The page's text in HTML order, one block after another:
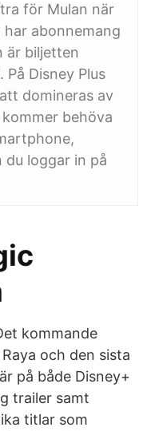
för Mulan när
abonnemang
är biljetten
Disney Plus
domineras av
behöva
loggar in på
kommande
och den sista
på både Disney+
trailer samt
titlar som